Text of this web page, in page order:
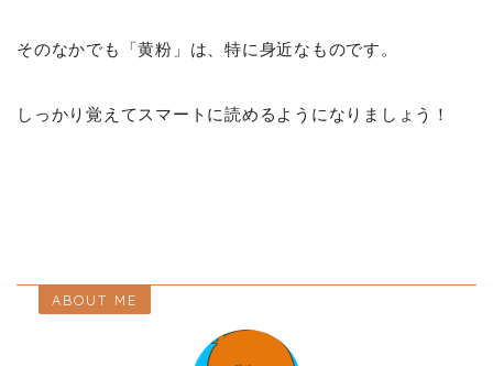
そのなかでも「黄粉」は、特に身近なものです。
しっかり覚えてスマートに読めるようになりましょう！
ABOUT ME